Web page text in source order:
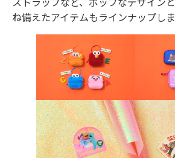
ね備えたアイテムもラインナップしま